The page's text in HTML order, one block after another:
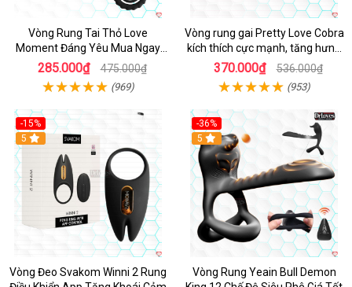
Vòng Rung Tai Thỏ Love
Moment Đáng Yêu Mua Ngay
Giá Tốt
285.000₫ 475.000₫
(969)
Vòng rung gai Pretty Love Cobra
kích thích cực mạnh, tăng hưng
phấn
370.000₫ 536.000₫
(953)
-15%
Hot
5
Vòng Đeo Svakom Winni 2 Rung
-36%
Hot
5
Vòng Rung Yeain Bull Demon